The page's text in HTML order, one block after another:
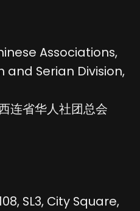
Associations,
and Serian Division,
连省华人社团总会
SL3, City Square,